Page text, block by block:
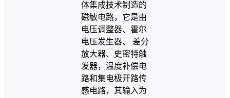
体集成技术制造的
磁敏电路，它是由
电压调整器、霍尔
电压发生器、 差分
放大器、史密特触
发器，温度补偿电
路和集电极开路传
感电路，其输入为